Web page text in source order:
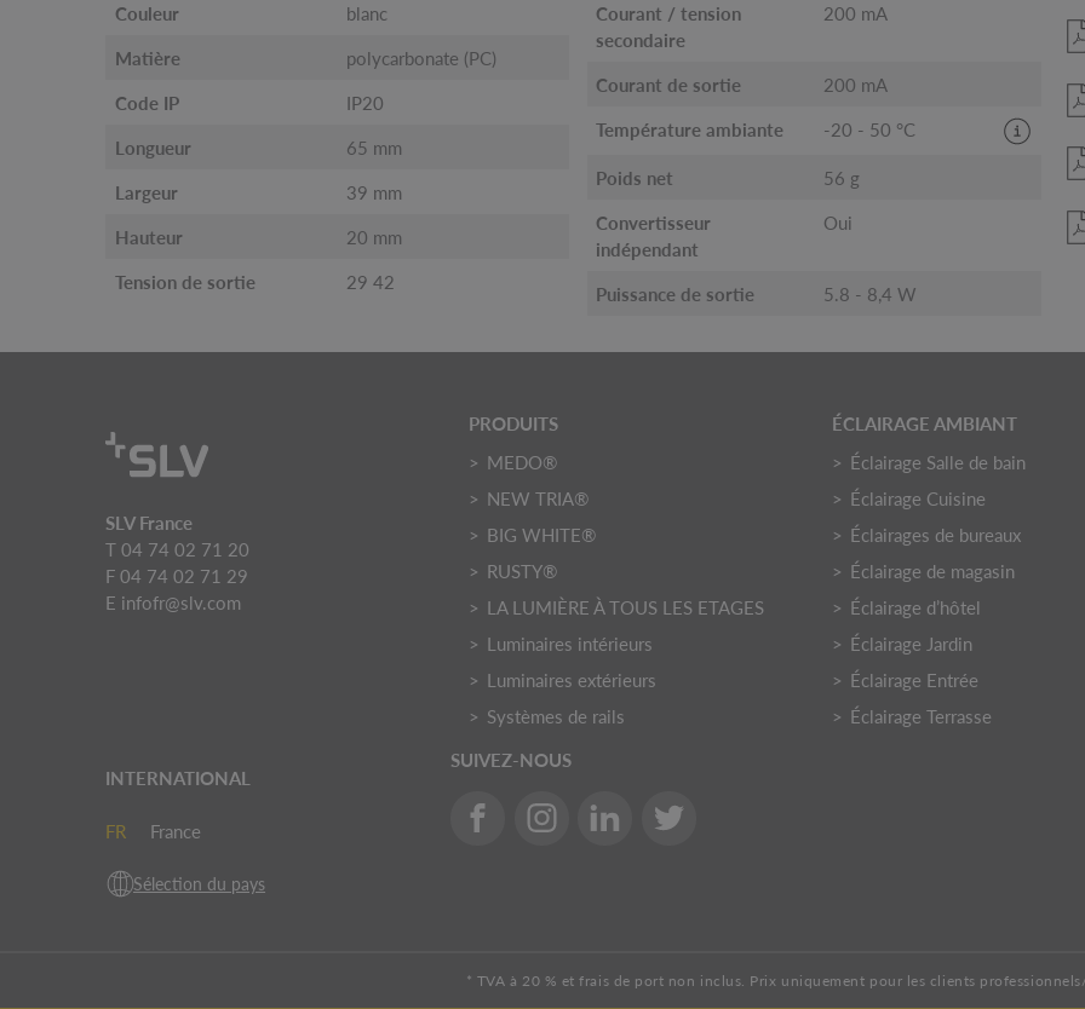
Couleur blanc
Matière polycarbonate (PC)
Code IP IP20
Longueur 65 mm
Largeur 39 mm
Hauteur 20 mm
Tension de sortie 29 42
Courant / tension
secondaire
200 mA
Courant de sortie 200 mA
Température ambiante -20 - 50 °C
Poids net 56 g
Convertisseur
indépendant
Oui
Puissance de sortie 5.8 - 8,4 W
SLV France
T 04 74 02 71 20
F 04 74 02 71 29
E infofr@slv.com
PRODUITS
MEDO®
NEW TRIA®
BIG WHITE®
RUSTY®
LA LUMIÈRE À TOUS LES ETAGES
Luminaires intérieurs
Luminaires extérieurs
Systèmes de rails
ÉCLAIRAGE AMBIANT
Éclairage Salle de bain
Éclairage Cuisine
Éclairages de bureaux
Éclairage de magasin
Éclairage d’hôtel
Éclairage Jardin
Éclairage Entrée
Éclairage Terrasse
INTERNATIONAL
FR France
Sélection du pays
SUIVEZ-NOUS
* TVA à 20 % et frais de port non inclus. Prix uniquement pour les clients